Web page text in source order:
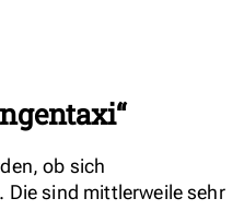
ob sich
Die sind mittlerweile sehr